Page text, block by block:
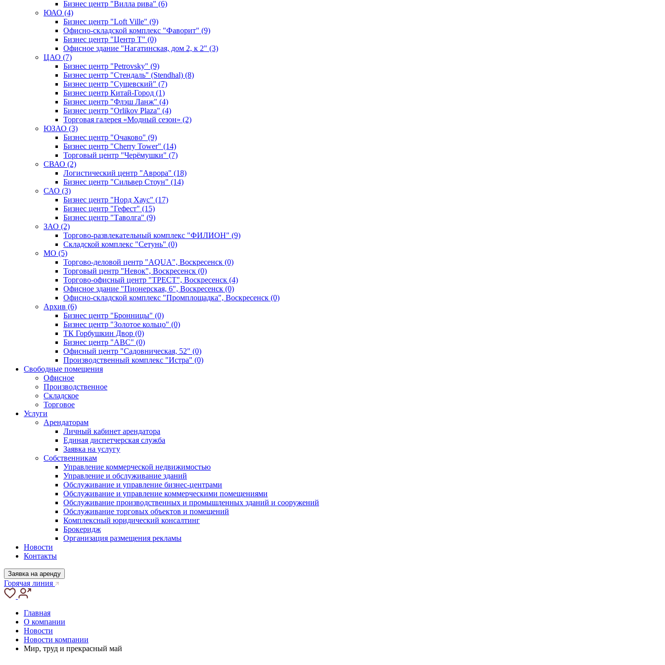
Бизнес центр "Вилла рива" (6)
ЮАО (4)
Бизнес центр "Loft Ville" (9)
Офисно-складской комплекс "Фаворит" (9)
Бизнес центр "Центр Т" (0)
Офисное здание "Нагатинская, дом 2, к 2" (3)
ЦАО (7)
Бизнес центр "Petrovsky" (9)
Бизнес центр "Стендаль" (Stendhal) (8)
Бизнес центр "Сущевский" (7)
Бизнес центр Китай-Город (1)
Бизнес центр "Флэш Ланж" (4)
Бизнес центр "Orlikov Plaza" (4)
Торговая галерея «Модный сезон» (2)
ЮЗАО (3)
Бизнес центр "Очаково" (9)
Бизнес центр "Cherry Tower" (14)
Торговый центр "Черёмушки" (7)
СВАО (2)
Логистический центр "Аврора" (18)
Бизнес центр "Сильвер Стоун" (14)
САО (3)
Бизнес центр "Норд Хаус" (17)
Бизнес центр "Гефест" (15)
Бизнес центр "Таволга" (9)
ЗАО (2)
Торгово-развлекательный комплекс "ФИЛИОН" (9)
Складской комплекс "Сетунь" (0)
MO (5)
Торгово-деловой центр "AQUA", Воскресенск (0)
Торговый центр "Невок", Воскресенск (0)
Торгово-офисный центр "ТРЕСТ", Воскресенск (4)
Офисное здание "Пионерская, 6", Воскресенск (0)
Офисно-складской комплекс "Промплощадка", Воскресенск (0)
Архив (6)
Бизнес центр "Бронницы" (0)
Бизнес центр "Золотое кольцо" (0)
ТК Горбушкин Двор (0)
Бизнес центр "АВС" (0)
Офисный центр "Садовническая, 52" (0)
Производственный комплекс "Истра" (0)
Свободные помещения
Офисное
Производственное
Складское
Торговое
Услуги
Арендаторам
Личный кабинет арендатора
Единая диспетчерская служба
Заявка на услугу
Собственникам
Управление коммерческой недвижимостью
Управление и обслуживание зданий
Обслуживание и управление бизнес-центрами
Обслуживание и управление коммерческими помещениями
Обслуживание производственных и промышленных зданий и сооружений
Обслуживание торговых объектов и помещений
Комплексный юридический консалтинг
Брокеридж
Организация размещения рекламы
Новости
Контакты
Заявка на аренду
Горячая линия
Главная
О компании
Новости
Новости компании
Мир, труд и прекрасный май